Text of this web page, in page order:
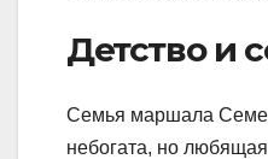
Детство и
Семья маршала
небогата, но